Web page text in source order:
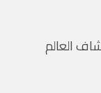
العالم